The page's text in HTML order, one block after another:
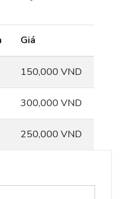
Giá
150,000 VND
300,000 VND
250,000 VND